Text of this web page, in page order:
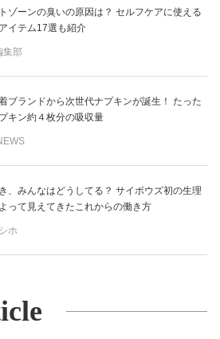
ゾーンの臭いの原因は？ セルフケアに使える
イテム17選も紹介
集部
ブランドから次世代ナプキンが誕生！ たった
キン約４枚分の吸収量
、みんなはどうしてる？ サイボウズ初の生理
って見えてきたこれからの働き方
ホ